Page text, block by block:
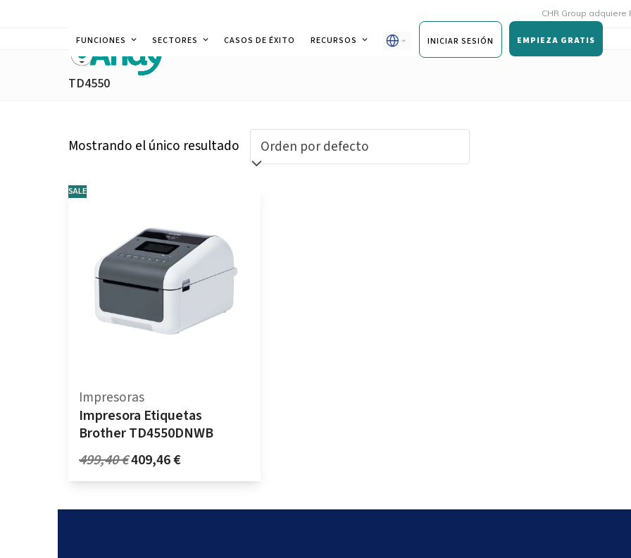
CHR Group adquiere
FUNCIONES SECTORES CASOS DE ÉXITO RECURSOS INICIAR SESIÓN EMPIEZA GRATIS
TD4550
Mostrando el único resultado
SALE
Impresoras
Impresora Etiquetas
Brother TD4550DNWB
499,40€Original
price
409,46€Current
price